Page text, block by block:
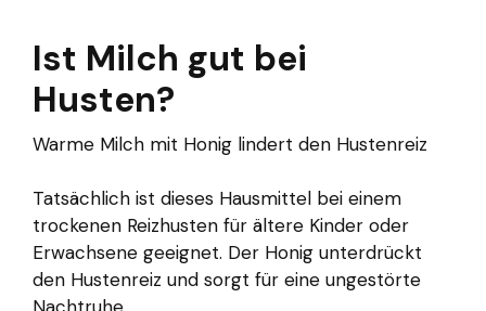
Ist Milch gut bei
Husten?
Warme Milch mit Honig lindert den Hustenreiz
Tatsächlich ist dieses Hausmittel bei einem
trockenen Reizhusten für ältere Kinder oder
Erwachsene geeignet. Der Honig unterdrückt
den Hustenreiz und sorgt für eine ungestörte